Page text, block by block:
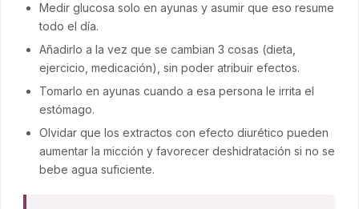
Medir glucosa solo en ayunas y asumir que eso resume
todo el día.
Añadirlo a la vez que se cambian 3 cosas (dieta,
ejercicio, medicación), sin poder atribuir efectos.
Tomarlo en ayunas cuando a esa persona le irrita el
estómago.
Olvidar que los extractos con efecto diurético pueden
aumentar la micción y favorecer deshidratación si no se
bebe agua suficiente.